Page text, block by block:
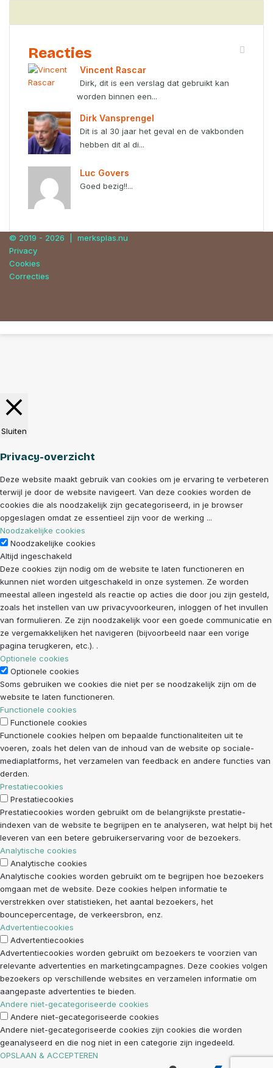
Reacties
Vincent Rascar
Dirk, dit is een verslag dat gebruikt kan
worden binnen een...
Dirk Vansprengel
Dit is al 30 jaar het geval en de vakbonden
hebben dit al di...
Luc Govers
Goed bezig!!...
© 2019 - 2026 | merksplas.nu
Privacy
Cookies
Correcties
Sluiten
Privacy-overzicht
Deze website maakt gebruik van cookies om je ervaring te verbeteren
terwijl je door de website navigeert. Van deze cookies worden de
cookies die als noodzakelijk zijn gecategoriseerd, in je browser
opgeslagen omdat ze essentieel zijn voor de werking ...
Noodzakelijke cookies
Noodzakelijke cookies
Altijd ingeschakeld
Deze cookies zijn nodig om de website te laten functioneren en
kunnen niet worden uitgeschakeld in onze systemen. Ze worden
meestal alleen ingesteld als reactie op acties die door jou zijn gesteld,
zoals het instellen van uw privacyvoorkeuren, inloggen of het invullen
van formulieren. Ze zijn noodzakelijk voor een goede communicatie en
ze vergemakkelijken het navigeren (bijvoorbeeld naar een vorige
pagina terugkeren, etc.). .
Optionele cookies
Optionele cookies
Soms gebruiken we cookies die niet per se noodzakelijk zijn om de
website te laten functioneren.
Functionele cookies
Functionele cookies
Functionele cookies helpen om bepaalde functionaliteiten uit te
voeren, zoals het delen van de inhoud van de website op sociale-
mediaplatforms, het verzamelen van feedback en andere functies van
derden.
Prestatiecookies
Prestatiecookies
Prestatiecookies worden gebruikt om de belangrijkste prestatie-
indexen van de website te begrijpen en te analyseren, wat helpt bij het
leveren van een betere gebruikerservaring voor de bezoekers.
Analytische cookies
Analytische cookies
Analytische cookies worden gebruikt om te begrijpen hoe bezoekers
omgaan met de website. Deze cookies helpen informatie te
verstrekken over statistieken, het aantal bezoekers, het
bouncepercentage, de verkeersbron, enz.
Advertentiecookies
Advertentiecookies
Advertentiecookies worden gebruikt om bezoekers te voorzien van
relevante advertenties en marketingcampagnes. Deze cookies volgen
bezoekers op verschillende websites en verzamelen informatie om
aangepaste advertenties te bieden.
Andere niet-gecategoriseerde cookies
Andere niet-gecategoriseerde cookies
Andere niet-gecategoriseerde cookies zijn cookies die worden
geanalyseerd en die nog niet in een categorie zijn ingedeeld.
OPSLAAN & ACCEPTEREN